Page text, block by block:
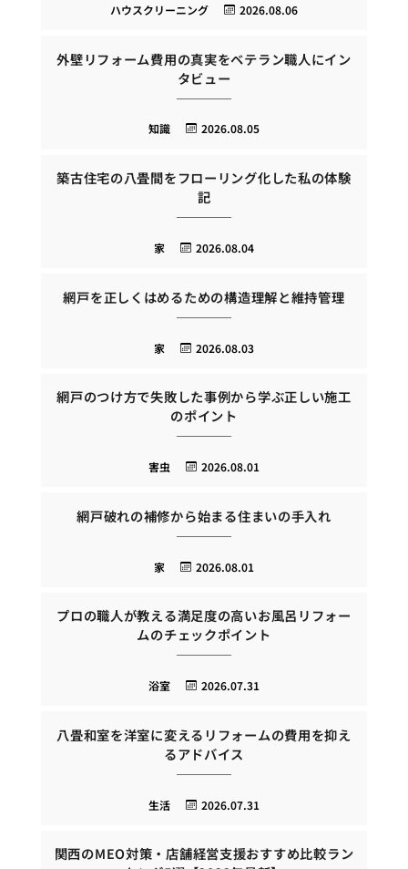
2026.08.06
ハウスクリーニング
外壁リフォーム費用の真実をベテラン職人にイン
タビュー
2026.08.05
知識
築古住宅の八畳間をフローリング化した私の体験
記
2026.08.04
家
網戸を正しくはめるための構造理解と維持管理
2026.08.03
家
網戸のつけ方で失敗した事例から学ぶ正しい施工
のポイント
2026.08.01
害虫
網戸破れの補修から始まる住まいの手入れ
2026.08.01
家
プロの職人が教える満足度の高いお風呂リフォー
ムのチェックポイント
2026.07.31
浴室
八畳和室を洋室に変えるリフォームの費用を抑え
るアドバイス
2026.07.31
生活
関西のMEO対策・店舗経営支援おすすめ比較ラン